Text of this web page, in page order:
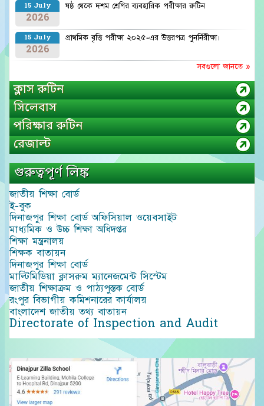
15 July
2026
ষষ্ঠ থেকে দশম শ্রেণির ব্যবহারিক পরীক্ষার রুটিন
15 July
2026
প্রাথমিক বৃত্তি পরীক্ষা ২০২৫-এর উত্তরপত্র পুনর্নিরীক্ষা।
সবগুলো জানতে »
ক্লাস রুটিন
সিলেবাস
পরিক্ষার রুটিন
রেজাল্ট
গুরুত্বপূর্ণ লিঙ্ক
জাতীয় শিক্ষা বোর্ড
ই-বুক
দিনাজপুর শিক্ষা বোর্ড অফিসিয়াল ওয়েবসাইট
মাধ্যমিক ও উচ্চ শিক্ষা অধিদপ্তর
শিক্ষা মন্ত্রনালয়
শিক্ষক বাতায়ন
দিনাজপুর শিক্ষা বোর্ড
মাল্টিমিডিয়া ক্লাসরুম ম্যানেজমেন্ট সিস্টেম
জাতীয় শিক্ষাক্রম ও পাঠ্যপুস্তক বোর্ড
রংপুর বিভাগীয় কমিশনারের কার্যালয়
বাংলাদেশ জাতীয় তথ্য বাতায়ন
Directorate of Inspection and Audit